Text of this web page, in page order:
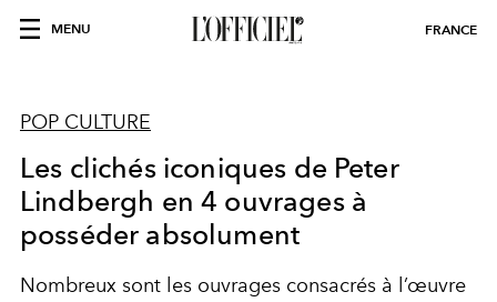
MENU FRANCE
POP CULTURE
Les clichés iconiques de Peter
Lindbergh en 4 ouvrages à
posséder absolument
Nombreux sont les ouvrages consacrés à l’œuvre